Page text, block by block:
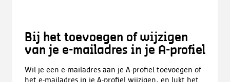
Bij het toevoegen of wijzigen
van je e-mailadres in je A-profiel
Wil je een e-mailadres aan je A-profiel toevoegen of
het e-mailadres in je A-profiel wijzigen, en lukt het